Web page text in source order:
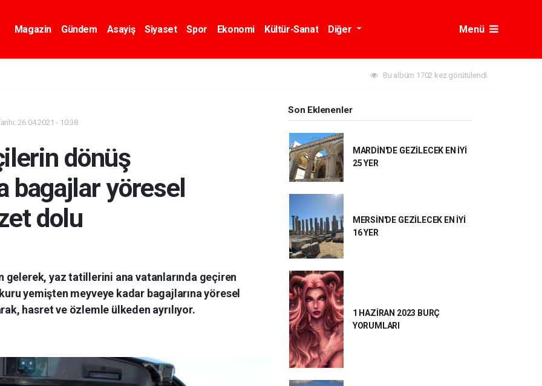
Magazin Gündem Asayiş Siyaset Spor Ekonomi Kültür-Sanat Diğer Menü
Bu albüm 1702 kez görütülendi.
26.04.2021 - 10:38
dönüş
bagajlar yöresel
dolu
gelerek, yaz tatillerini ana vatanlarında geçiren
yemişten meyveye kadar bagajlarına yöresel
hasret ve özlemle ülkeden ayrılıyor.
Son Eklenenler
MARDİN'DE GEZİLECEK EN İYİ
25 YER
MERSİN'DE GEZİLECEK EN İYİ
16 YER
1 HAZİRAN 2023 BURÇ
YORUMLARI